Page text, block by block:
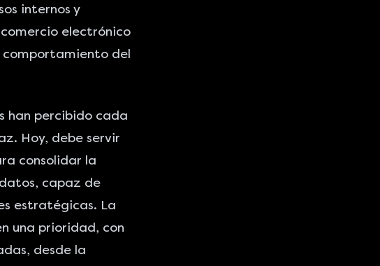
internos y
electrónico
comportamiento del
han percibido cada
. Hoy, debe servir
consolidar la
capaz de
estratégicas. La
una prioridad, con
desde la